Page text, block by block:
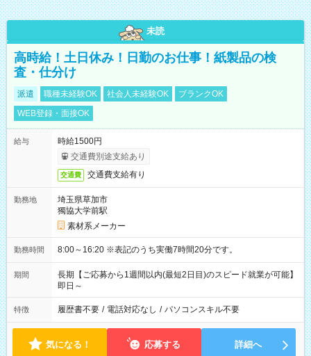
未読
高時給！土日休み！日勤のお仕事！紙製品の検
査・仕分け
派遣 職種未経験OK 社会人未経験OK
ブランクOK
WEB登録・面接OK
給与
時給1500円
交通費別途支給あり
交通費 交通費支給有り
勤務地
埼玉県草加市
獨協大学前駅
素材系メーカー
勤務時間 8:00～16:20 ※表記のうち実働7時間20分です。
期間
長期【ご応募から1週間以内(最短2日目)のスピード就業が可能】
即日～
特徴 履歴書不要 / 電話対応なし / パソコンスキル不要
気になる！ 応募する 詳細へ